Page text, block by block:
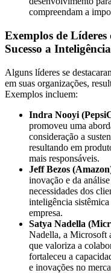
compreendam a
Exemplos de
Sucesso a
Alguns líderes se
em suas organizações,
Exemplos incluem:
Indra Nooyi
promoveu uma
consideração a
resultando em
mais responsáveis.
Jeff Bezos
inovação e da
necessidades dos
inteligência
empresa.
Satya Nadella
Nadella, a Microsoft
que valoriza a
fortaleceu a
e inovações no